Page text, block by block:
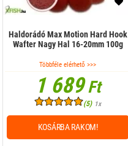
Haldorádó Max Motion Hard Hook
Wafter Nagy Hal 16-20mm 100g
Többféle elérhető >>>
1 689Ft
(5) 1x
KOSÁRBA RAKOM!